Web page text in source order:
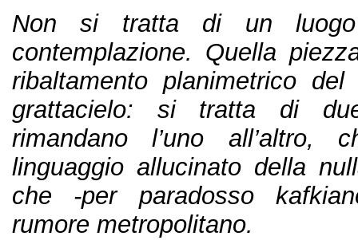
Non si tratta di un
contemplazione. Quella
ribaltamento planimetrico
grattacielo: si tratta di
rimandano l’uno all’altro,
linguaggio allucinato della
che -per paradosso
rumore metropolitano.